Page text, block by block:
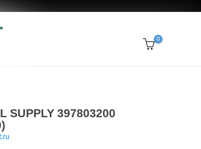
0
SUPPLY 397803200